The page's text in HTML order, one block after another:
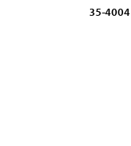
35-4004